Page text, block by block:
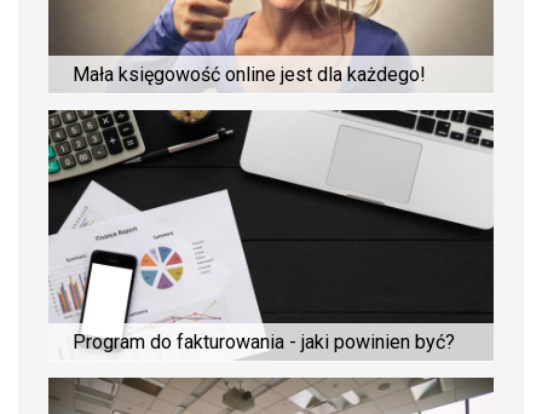
Mała księgowość online jest dla każdego!
Program do fakturowania - jaki powinien być?